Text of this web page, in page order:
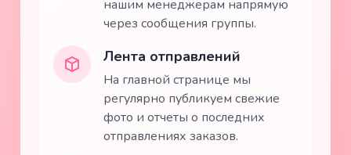
нашим менеджерам напрямую
через сообщения группы.
Лента отправлений
На главной странице мы
регулярно публикуем свежие
фото и отчеты о последних
отправлениях заказов.